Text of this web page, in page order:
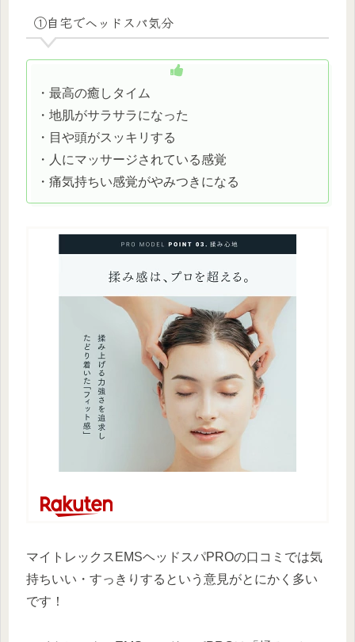
①自宅でヘッドスパ気分
・最高の癒しタイム
・地肌がサラサラになった
・目や頭がスッキリする
・人にマッサージされている感覚
・痛気持ちい感覚がやみつきになる
マイトレックスEMSヘッドスパPROの口コミでは気
持ちいい・すっきりするという意見がとにかく多い
です！